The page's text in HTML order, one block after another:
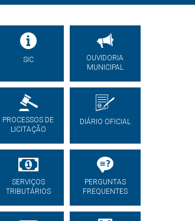
SIC
OUVIDORIA
MUNICIPAL
PROCESSOS DE
LICITAÇÃO
DIÁRIO OFICIAL
SERVIÇOS
TRIBUTÁRIOS
PERGUNTAS
FREQUENTES